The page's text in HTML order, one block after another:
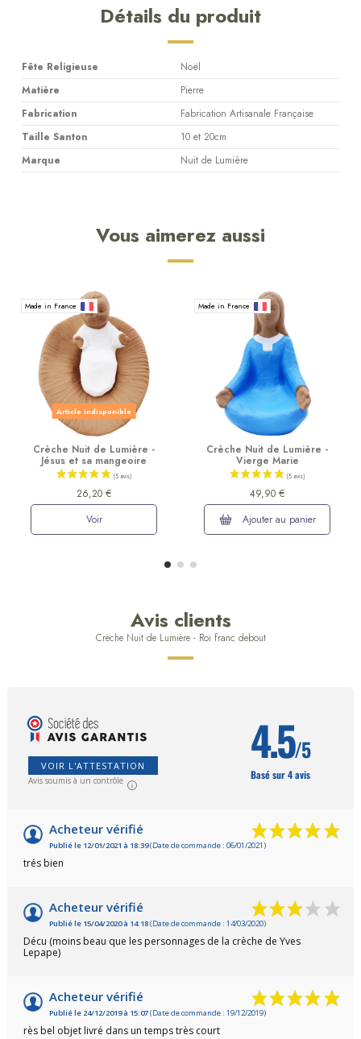
Détails du produit
Fête Religieuse
Noël
Matière
Pierre
Fabrication
Fabrication Artisanale Française
Taille Santon
10 et 20cm
Marque
Nuit de Lumière
Vous aimerez aussi
Made in France
Article indisponible
Crèche Nuit de Lumière -
Jésus et sa mangeoire
26,20 €
Voir
Made in France
Crèche Nuit de Lumière -
Vierge Marie
49,90 €
Ajouter au panier
Avis clients
Crèche Nuit de Lumière - Roi franc debout
VOIR L'ATTESTATION
Avis soumis à un contrôle
4.5/5
Basé sur 4 avis
Acheteur vérifié
Publié le 12/01/2021 à 18:39(Date de commande : 06/01/2021)
trés bien
Acheteur vérifié
Publié le 15/04/2020 à 14:18(Date de commande : 14/03/2020)
Décu (moins beau que les personnages de la crèche de Yves
Lepape)
Acheteur vérifié
Publié le 24/12/2019 à 15:07(Date de commande : 19/12/2019)
rès bel objet livré dans un temps très court